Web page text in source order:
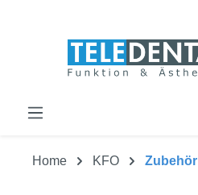
Home KFO Zubehör